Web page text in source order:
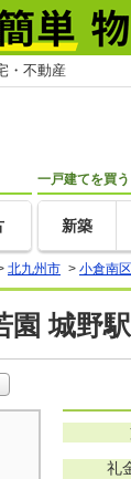
・不動産
一戸建てを買う
新築
北九州市 > 小倉南区
園 城野
礼